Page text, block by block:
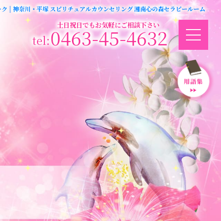
土日祝日でもお気軽にご相談下さい
0463-45-4632
| 神奈川・平塚 スピリチュアルカウンセリング 湘南心の森セラピールーム